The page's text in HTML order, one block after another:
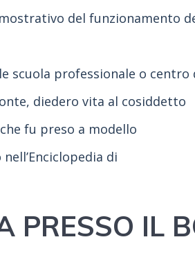
del funzionamento
scuola professionale o
diedero vita al cosiddetto
fu preso a modello
di
PRESSO IL